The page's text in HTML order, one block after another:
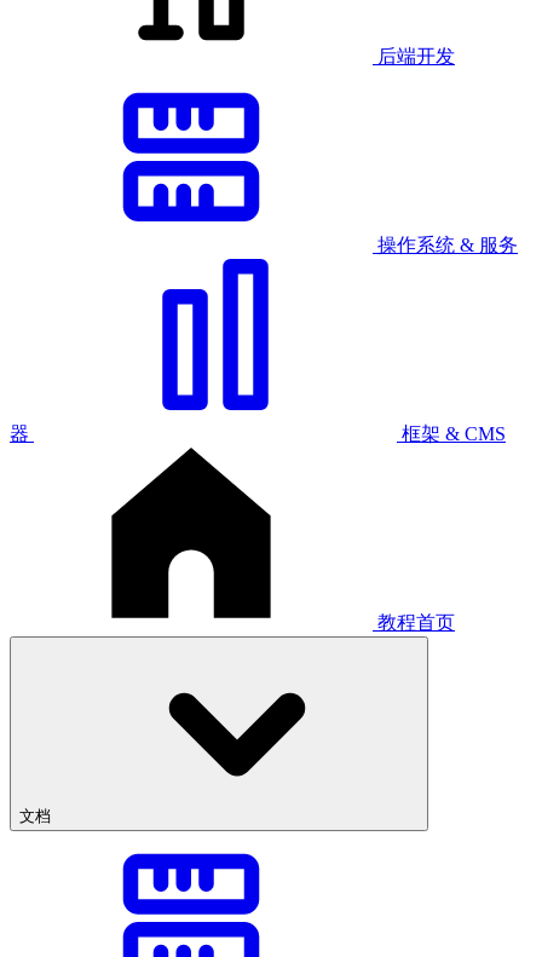
后端开发
操作系统 & 服务
器 框架 & CMS
教程首页
文档